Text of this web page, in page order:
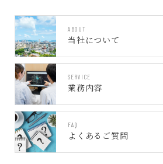
ABOUT
当社について
SERVICE
業務内容
FAQ
よくあるご質問